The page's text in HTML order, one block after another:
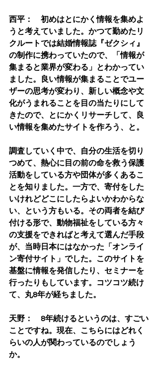
西平：　初めはとにかく情報を集めよ
うと考えていました。かつて勤めたリ
クルートでは結婚情報誌『ゼクシィ』
の制作に携わっていたので、「情報が
集まると業界が変わる」とわかってい
ました。良い情報が集まることでユー
ザーの思考が変わり、新しい概念や文
化がうまれることを目の当たりにして
きたので、とにかくリサーチして、良
い情報を集めたサイトを作ろう、と。
調査していく中で、自分の生活を切り
つめて、熱心に目の前の命を救う保護
活動をしている方や団体が多くあるこ
とを知りました。一方で、寄付をした
いけれどどこにしたらよいかわからな
い、という方もいる。その両者を結び
付ける形で、動物福祉をしている方々
の支援をできればと考えて選んだ手段
が、当時日本にはなかった「オンライ
ン寄付サイト」でした。このサイトを
基盤に情報を発信したり、セミナーを
行ったりもしています。コツコツ続け
て、丸8年が経ちました。
天野：　8年続けるというのは、すごい
ことですね。現在、こちらにはどれく
らいの人が関わっているのでしょう
か。